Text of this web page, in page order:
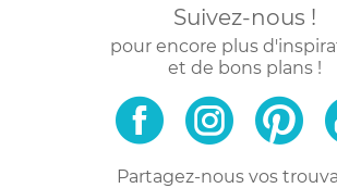
Suivez-nous !
pour encore plus
et de bons plans !
Partagez-nous vos